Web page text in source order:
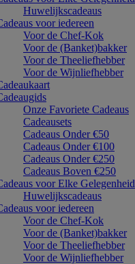
Huwelijkscadeaus
voor iedereen
Voor de Chef-Kok
Voor de (Banket)bakker
Voor de Theeliefhebber
Voor de Wijnliefhebber
Onze Favoriete Cadeaus
Cadeausets
Cadeaus Onder €50
Cadeaus Onder €100
Cadeaus Onder €250
Cadeaus Boven €250
voor Elke Gelegenheid
Huwelijkscadeaus
voor iedereen
Voor de Chef-Kok
Voor de (Banket)bakker
Voor de Theeliefhebber
Voor de Wijnliefhebber